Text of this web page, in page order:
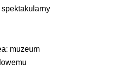
muzeum